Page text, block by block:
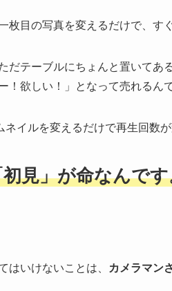
枚目の写真を変えるだけで、す
だテーブルにちょんと置いてあ
！欲しい！」となって売れるんで
ネイルを変えるだけで再生回数が
見」が命なんです
はいけないことは、 カメラマン